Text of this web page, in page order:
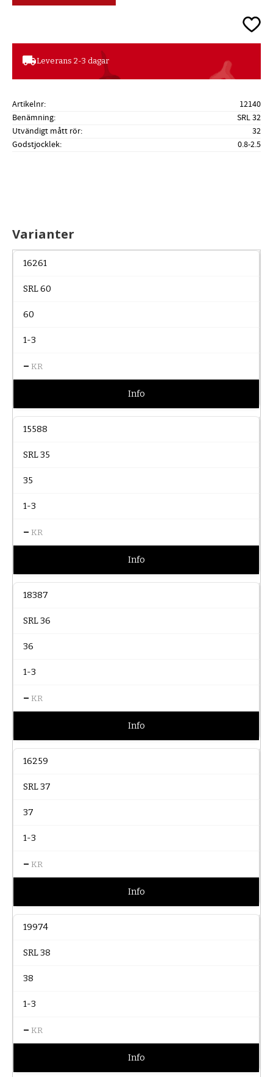
Lägg
local_shippingLeverans 2-3 dagar
Artikelnr
12140
Benämning
SRL 32
Utvändigt mått rör
32
Godstjocklek
0.8-2.5
Varianter
16261
SRL 60
60
1-3
– KR
Info
15588
SRL 35
35
1-3
– KR
Info
18387
SRL 36
36
1-3
– KR
Info
16259
SRL 37
37
1-3
– KR
Info
19974
SRL 38
38
1-3
– KR
Info